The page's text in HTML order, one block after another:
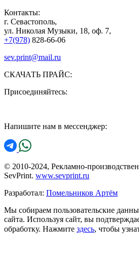
Контакты:
г. Севастополь,
ул. Николая Музыки, 18, оф. 7,
+7(978) 828-66-06
sev.print@mail.ru
СКАЧАТЬ ПРАЙС:
Присоединяйтесь:
Напишите нам в мессенджер:
© 2010-2024, Рекламно-
SevPrint. www.sevprint.ru
Разработал: Помельников Артём
Мы собираем пользовательские
сайта. Используя сайт, вы
обработку. Нажмите здесь, чтобы